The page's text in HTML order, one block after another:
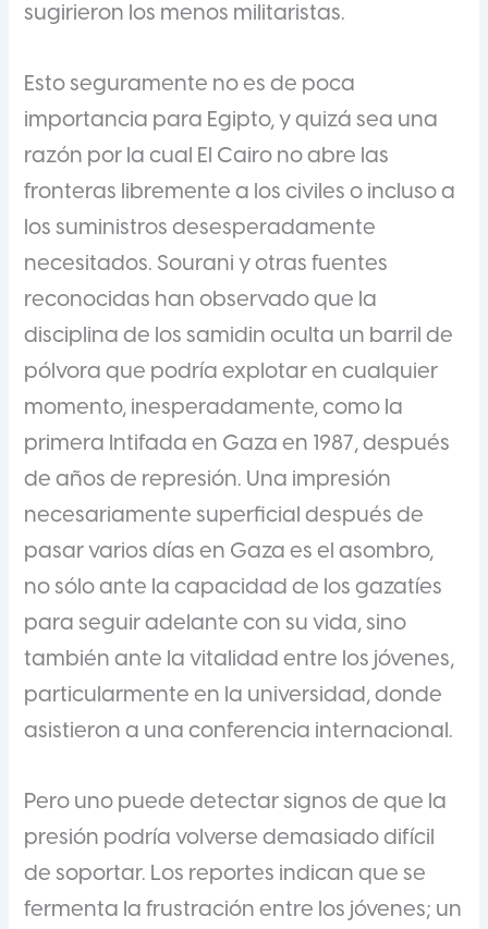
sugirieron los menos militaristas.
Esto seguramente no es de poca
importancia para Egipto, y quizá sea una
razón por la cual El Cairo no abre las
fronteras libremente a los civiles o incluso a
los suministros desesperadamente
necesitados. Sourani y otras fuentes
reconocidas han observado que la
disciplina de los samidin oculta un barril de
pólvora que podría explotar en cualquier
momento, inesperadamente, como la
primera Intifada en Gaza en 1987, después
de años de represión. Una impresión
necesariamente superficial después de
pasar varios días en Gaza es el asombro,
no sólo ante la capacidad de los gazatíes
para seguir adelante con su vida, sino
también ante la vitalidad entre los jóvenes,
particularmente en la universidad, donde
asistieron a una conferencia internacional.
Pero uno puede detectar signos de que la
presión podría volverse demasiado difícil
de soportar. Los reportes indican que se
fermenta la frustración entre los jóvenes; un